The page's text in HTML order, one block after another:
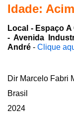
Idade:
Local - Espaço
- Avenida
André - Clique
Dir Marcelo Fabri
Brasil
2024